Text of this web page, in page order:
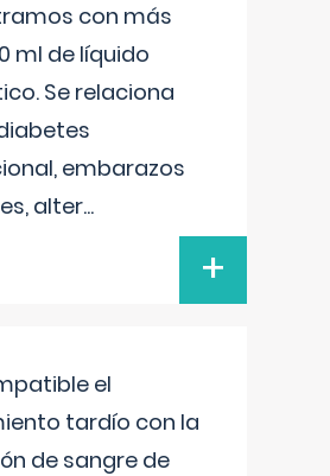
con más
ml de líquido
Se relaciona
embarazos
alter...
+
el
tardío con la
de sangre de